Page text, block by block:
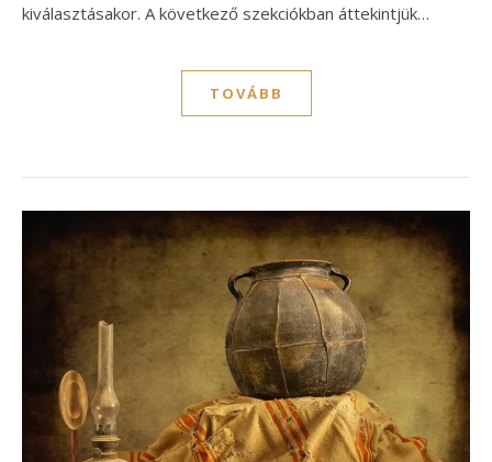
kiválasztásakor. A következő szekciókban áttekintjük…
TOVÁBB